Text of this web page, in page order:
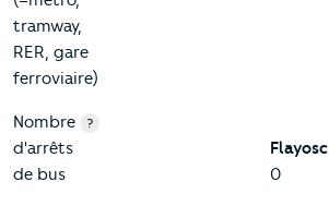
tramway,
RER, gare
ferroviaire)
Nombre
d'arrêts
de bus
?
Flayosc
0